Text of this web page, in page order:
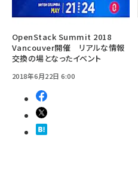
OpenStack Summit 2018
Vancouver開催 リアルな情報
交換の場となったイベント
2018年6月22日 6:00